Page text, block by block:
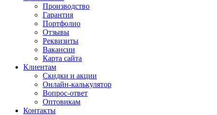
Производство
Гарантия
Портфолио
Отзывы
Реквизиты
Вакансии
Карта сайта
Клиентам
Скидки и акции
Онлайн-калькулятор
Вопрос-ответ
Оптовикам
Контакты